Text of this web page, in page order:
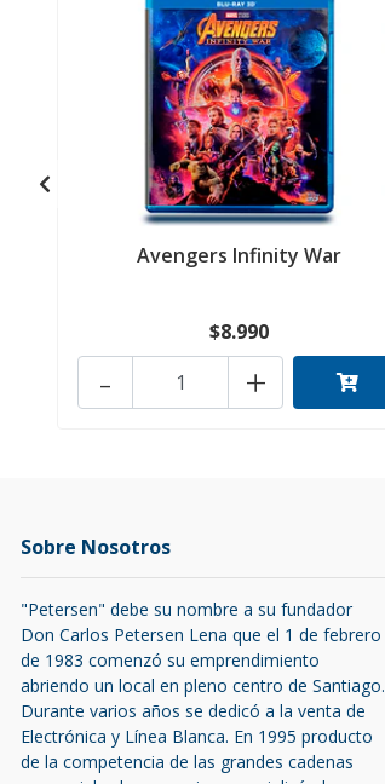
Avengers Infinity War
$8.990
+
-
Sobre Nosotros
"Petersen" debe su nombre a su fundador
Don Carlos Petersen Lena que el 1 de febrero
de 1983 comenzó su emprendimiento
abriendo un local en pleno centro de Santiago.
Durante varios años se dedicó a la venta de
Electrónica y Línea Blanca. En 1995 producto
de la competencia de las grandes cadenas